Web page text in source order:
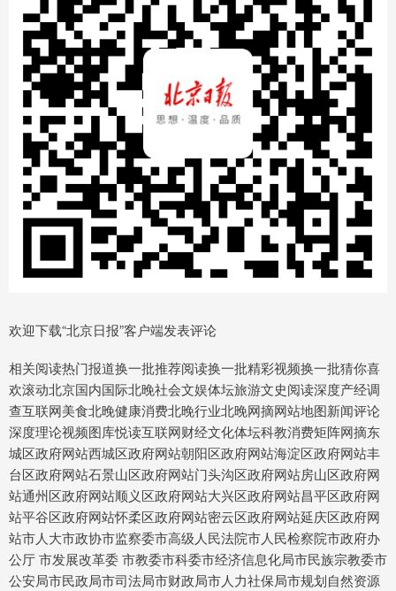
欢迎下载“北京日报”客户端发表评论
相关阅读热门报道换一批推荐阅读换一批精彩视频换一批猜你喜
欢滚动北京国内国际北晚社会文娱体坛旅游文史阅读深度产经调
查互联网美食北晚健康消费北晚行业北晚网摘网站地图新闻评论
深度理论视频图库悦读互联网财经文化体坛科教消费矩阵网摘东
城区政府网站西城区政府网站朝阳区政府网站海淀区政府网站丰
台区政府网站石景山区政府网站门头沟区政府网站房山区政府网
站通州区政府网站顺义区政府网站大兴区政府网站昌平区政府网
站平谷区政府网站怀柔区政府网站密云区政府网站延庆区政府网
站市人大市政协市监察委市高级人民法院市人民检察院市政府办
公厅 市发展改革委 市教委市科委市经济信息化局市民族宗教委市
公安局市民政局市司法局市财政局市人力社保局市规划自然资源